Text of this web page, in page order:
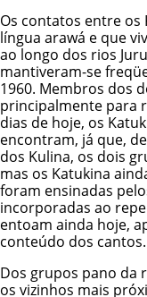
Os contatos entre os
língua arawá e que
ao longo dos rios
mantiveram-se
1960. Membros dos
principalmente para
dias de hoje, os
encontram, já que,
dos Kulina, os dois
mas os Katukina
foram ensinadas
incorporadas ao
entoam ainda hoje,
conteúdo dos cantos.
Dos grupos pano da
os vizinhos mais